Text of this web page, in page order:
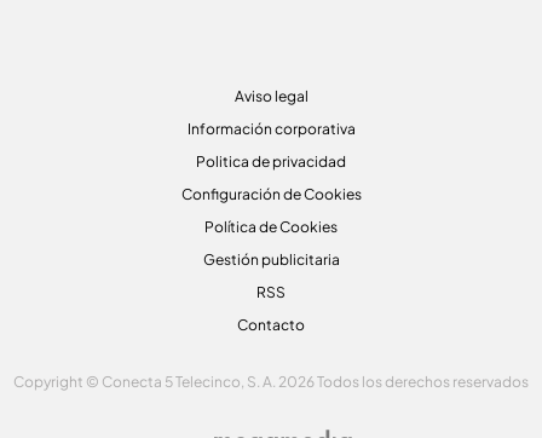
Aviso legal
Información corporativa
Politica de privacidad
Configuración de Cookies
Política de Cookies
Gestión publicitaria
RSS
Contacto
Copyright © Conecta 5 Telecinco, S. A. 2026 Todos los derechos reservados